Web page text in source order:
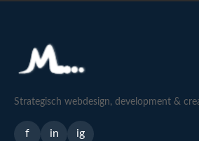
Strategisch webdesign, development &
f in ig